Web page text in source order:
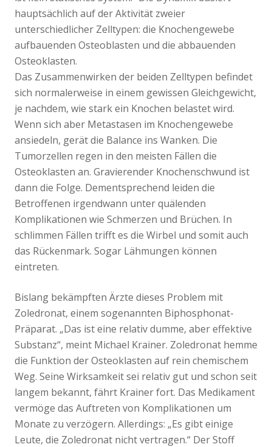
hauptsächlich auf der Aktivität zweier
unterschiedlicher Zelltypen: die Knochengewebe
aufbauenden Osteoblasten und die abbauenden
Osteoklasten.
Das Zusammenwirken der beiden Zelltypen befindet
sich normalerweise in einem gewissen Gleichgewicht,
je nachdem, wie stark ein Knochen belastet wird.
Wenn sich aber Metastasen im Knochengewebe
ansiedeln, gerät die Balance ins Wanken. Die
Tumorzellen regen in den meisten Fällen die
Osteoklasten an. Gravierender Knochenschwund ist
dann die Folge. Dementsprechend leiden die
Betroffenen irgendwann unter quälenden
Komplikationen wie Schmerzen und Brüchen. In
schlimmen Fällen trifft es die Wirbel und somit auch
das Rückenmark. Sogar Lähmungen können
eintreten.
Bislang bekämpften Ärzte dieses Problem mit
Zoledronat, einem sogenannten Biphosphonat-
Präparat. „Das ist eine relativ dumme, aber effektive
Substanz“, meint Michael Krainer. Zoledronat hemme
die Funktion der Osteoklasten auf rein chemischem
Weg. Seine Wirksamkeit sei relativ gut und schon seit
langem bekannt, fährt Krainer fort. Das Medikament
vermöge das Auftreten von Komplikationen um
Monate zu verzögern. Allerdings: „Es gibt einige
Leute, die Zoledronat nicht vertragen.“ Der Stoff